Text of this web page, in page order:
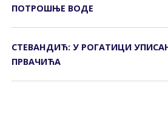
ПОTРОШЊЕ ВОДЕ
СТЕВАНДИЋ: У РОГАТИЦИ
ПРВАЧИЋА